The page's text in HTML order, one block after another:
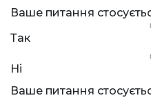
Ваше питання
Так
Ні
Ваше питання